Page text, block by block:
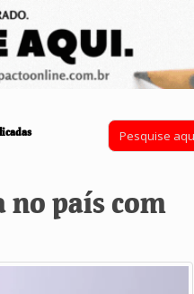
no país com